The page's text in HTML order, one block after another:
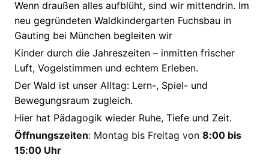
Wenn draußen alles aufblüht, sind wir mittendrin. Im
neu gegründeten Waldkindergarten Fuchsbau in
Gauting bei München begleiten wir
Kinder durch die Jahreszeiten – inmitten frischer
Luft, Vogelstimmen und echtem Erleben.
Der Wald ist unser Alltag: Lern-, Spiel- und
Bewegungsraum zugleich.
Hier hat Pädagogik wieder Ruhe, Tiefe und Zeit.
Öffnungszeiten: Montag bis Freitag von 8:00 bis
15:00 Uhr